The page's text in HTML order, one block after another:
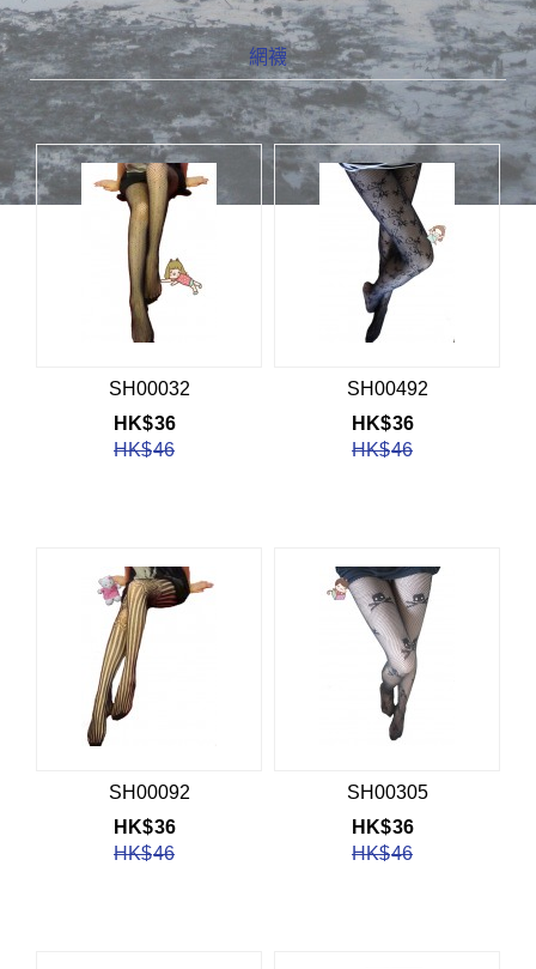
網襪
SH00032
HK$36
HK$46
SH00492
HK$36
HK$46
SH00092
HK$36
HK$46
SH00305
HK$36
HK$46